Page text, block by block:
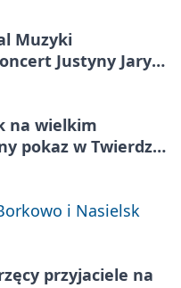
Muzyki
Justyny Jary i
na wielkim
pokaz w Twierdzy
i Nasielsk
przyjaciele na